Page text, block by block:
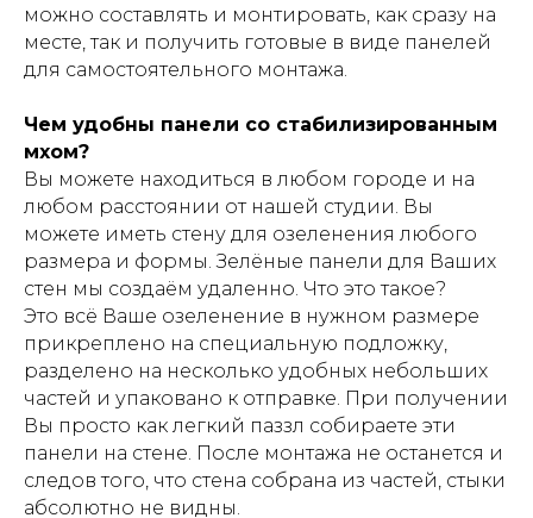
можно составлять и монтировать, как сразу на
месте, так и получить готовые в виде панелей
для самостоятельного монтажа.
Чем удобны панели со стабилизированным
мхом?
Вы можете находиться в любом городе и на
любом расстоянии от нашей студии. Вы
можете иметь стену для озеленения любого
размера и формы. Зелёные панели для Ваших
стен мы создаём удаленно. Что это такое?
Это всё Ваше озеленение в нужном размере
прикреплено на специальную подложку,
разделено на несколько удобных небольших
частей и упаковано к отправке. При получении
Вы просто как легкий паззл собираете эти
панели на стене. После монтажа не останется и
следов того, что стена собрана из частей, стыки
абсолютно не видны.